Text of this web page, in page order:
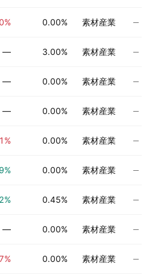
0.00% 素材産業
— 3.00% 素材産業
— 0.00% 素材産業
— 0.00% 素材産業
0.00% 素材産業
0.00% 素材産業
0.45% 素材産業
— 0.00% 素材産業
0.00% 素材産業